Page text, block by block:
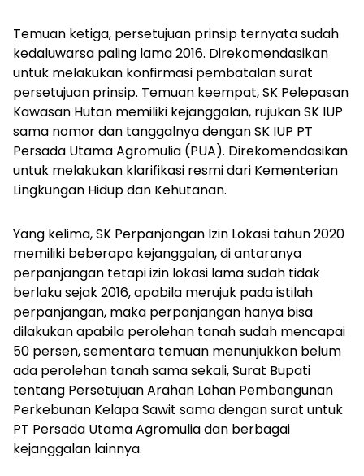
Temuan ketiga, persetujuan prinsip ternyata sudah
kedaluwarsa paling lama 2016. Direkomendasikan
untuk melakukan konfirmasi pembatalan surat
persetujuan prinsip. Temuan keempat, SK Pelepasan
Kawasan Hutan memiliki kejanggalan, rujukan SK IUP
sama nomor dan tanggalnya dengan SK IUP PT
Persada Utama Agromulia (PUA). Direkomendasikan
untuk melakukan klarifikasi resmi dari Kementerian
Lingkungan Hidup dan Kehutanan.
Yang kelima, SK Perpanjangan Izin Lokasi tahun 2020
memiliki beberapa kejanggalan, di antaranya
perpanjangan tetapi izin lokasi lama sudah tidak
berlaku sejak 2016, apabila merujuk pada istilah
perpanjangan, maka perpanjangan hanya bisa
dilakukan apabila perolehan tanah sudah mencapai
50 persen, sementara temuan menunjukkan belum
ada perolehan tanah sama sekali, Surat Bupati
tentang Persetujuan Arahan Lahan Pembangunan
Perkebunan Kelapa Sawit sama dengan surat untuk
PT Persada Utama Agromulia dan berbagai
kejanggalan lainnya.